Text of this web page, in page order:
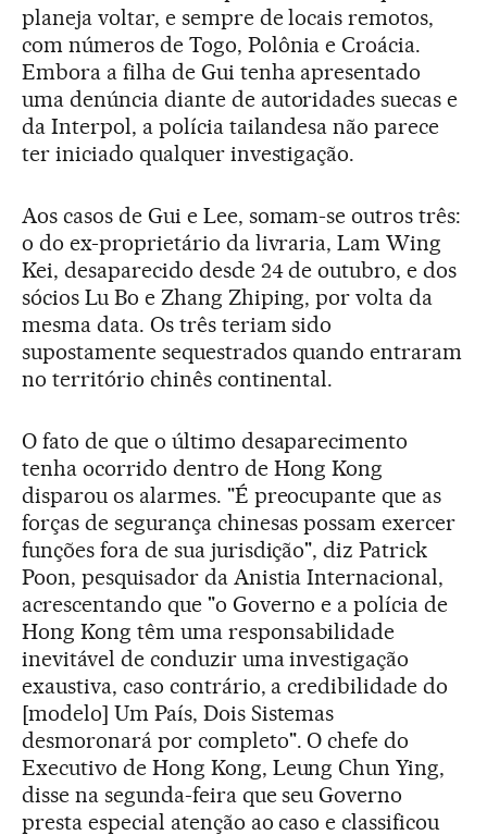
planeja voltar, e sempre de locais remotos,
com números de Togo, Polônia e Croácia.
Embora a filha de Gui tenha apresentado
uma denúncia diante de autoridades suecas e
da Interpol, a polícia tailandesa não parece
ter iniciado qualquer investigação.
Aos casos de Gui e Lee, somam-se outros três:
o do ex-proprietário da livraria, Lam Wing
Kei, desaparecido desde 24 de outubro, e dos
sócios Lu Bo e Zhang Zhiping, por volta da
mesma data. Os três teriam sido
supostamente sequestrados quando entraram
no território chinês continental.
O fato de que o último desaparecimento
tenha ocorrido dentro de Hong Kong
disparou os alarmes. "É preocupante que as
forças de segurança chinesas possam exercer
funções fora de sua jurisdição", diz Patrick
Poon, pesquisador da Anistia Internacional,
acrescentando que "o Governo e a polícia de
Hong Kong têm uma responsabilidade
inevitável de conduzir uma investigação
exaustiva, caso contrário, a credibilidade do
[modelo] Um País, Dois Sistemas
desmoronará por completo". O chefe do
Executivo de Hong Kong, Leung Chun Ying,
disse na segunda-feira que seu Governo
presta especial atenção ao caso e classificou